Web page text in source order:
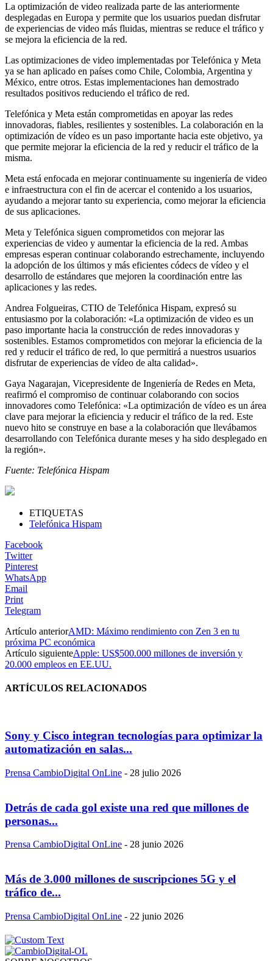
La optimización de video realizada parte de las anteriormente
desplegadas en Europa y permite que los usuarios puedan disfrutar
de experiencias de video más fluidas, mientras se reduce el tráfico y
se mejora la eficiencia de la red.
Las optimizaciones de video implementadas por Telefónica y Meta
ya se han aplicado en países como Chile, Colombia, Argentina y
México, entre otros. Estas implementaciones han demostrado
resultados positivos reduciendo el tráfico de red.
Telefónica y Meta están comprometidas en apoyar las redes
innovadoras, fiables, resilientes y sostenibles. La colaboración en la
optimización de vídeo es un paso importante hacia este objetivo, ya
que permite mejorar la eficiencia de la red y reducir el tráfico de la
misma.
Meta está enfocada en mejorar continuamente su ingeniería de video
e infraestructura con el fin de acercar el contenido a los usuarios,
ayudando a mejorar tanto su experiencia, como mejorar la eficiencia
de sus aplicaciones.
Meta y Telefónica siguen comprometidos con mejorar las
experiencias de video y aumentar la eficiencia de la red. Ambas
empresas esperan continuar colaborando estrechamente, incluyendo
la adopción de los últimos y más eficientes códecs de vídeo y el
desarrollo de estándares que mejoren la coordinación entre las
aplicaciones y las redes.
Andrea Folgueiras, CTIO de Telefónica Hispam, expresó su
entusiasmo por la colaboración: «La optimización de video es un
paso importante hacia la construcción de redes innovadoras y
sostenibles. Estamos comprometidos con mejorar la eficiencia de la
red y reducir el tráfico de red, lo que permitirá a nuestros usuarios
disfrutar de experiencias de vídeo de alta calidad».
Gaya Nagarajan, Vicepresidente de Ingeniería de Redes en Meta,
reafirmó el compromiso de continuar colaborando con socios
innovadores como Telefónica: «La optimización de vídeo es un área
clave para mejorar la eficiencia y reducir el tráfico de la red. Este
nuevo hito se construye en base a la colaboración que llevábamos
desarrollando con Telefónica durante meses y ha sido desplegado en
la región».
Fuente: Telefónica Hispam
ETIQUETAS
Telefónica Hispam
Facebook
Twitter
Pinterest
WhatsApp
Email
Print
Telegram
Artículo anteriorAMD: Máximo rendimiento con Zen 3 en tu
próxima PC económica
Artículo siguienteApple: US$500.000 millones de inversión y
20.000 empleos en EE.UU.
ARTÍCULOS RELACIONADOS
Sony y Cisco integran tecnologías para optimizar la
automatización en salas...
Prensa CambioDigital OnLine - 28 julio 2026
Detrás de cada gol existe una red que millones de
personas...
Prensa CambioDigital OnLine - 28 junio 2026
Más de 3.000 millones de suscripciones 5G y el
tráfico de...
Prensa CambioDigital OnLine - 22 junio 2026